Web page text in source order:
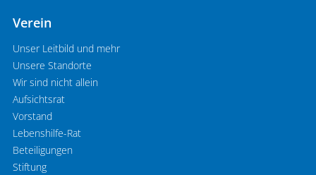
Verein
Unser Leitbild und mehr
Unsere Standorte
Wir sind nicht allein
Aufsichtsrat
Vorstand
Lebenshilfe-Rat
Beteiligungen
Stiftung